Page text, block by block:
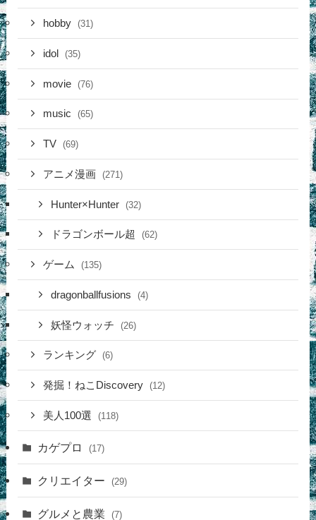
hobby (31)
idol (35)
movie (76)
music (65)
TV (69)
アニメ漫画 (271)
Hunter×Hunter (32)
ドラゴンボール超 (62)
ゲーム (135)
dragonballfusions (4)
妖怪ウォッチ (26)
ランキング (6)
発掘！ねこDiscovery (12)
美人100選 (118)
カゲプロ (17)
クリエイター (29)
グルメと農業 (7)